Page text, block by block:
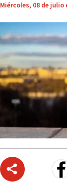
Miércoles, 08 de julio